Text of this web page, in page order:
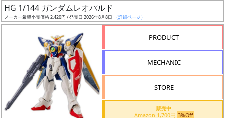
抽
選
HG 1/144 ガンダムレオパルド
メーカー希望小売価格 2,420円 / 発売日 2026年8月8日 （詳細ページ）
PRODUCT
MECHANIC
STORE
販売中
Amazon 1,700円 3%Off